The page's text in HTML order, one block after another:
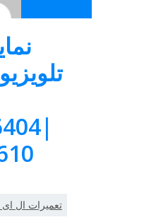
تعمیرات ال